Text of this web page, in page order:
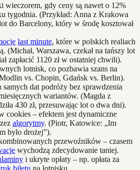
wieczorem, gdy ceny są nawet o 12%
tygodnia. (Przykład: Anna z Krakowa
lot do Barcelony, który w środę kosztował
last minute, które w polskich realiach
(Michał, Warszawa, czekał na tańszy lot
zapłacić 1120 zł w ostatniej chwili).
lotnisk, co pozbawia szans na
vs. Chopin, Gdańsk vs. Berlin).
dat podróży bez sprawdzenia
wariantów. (Magda z
430 zł, przesuwając lot o dwa dni).
cookies – efektem jest dynamiczne
algorytmy. (Piotr, Katowice: „Im
było drożej”).
przewoźników – czasem
wychodzą zdecydowanie taniej.
i ukryte opłaty – np. opłata za
biletu na lotnisku.